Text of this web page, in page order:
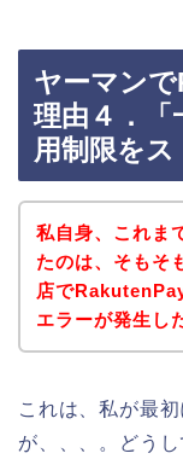
ヤーマン
理由４．「
用制限をス
私自身、これま
たのは、そもそ
店で
エラーが発生し
これは、私が最
が、、、。どう